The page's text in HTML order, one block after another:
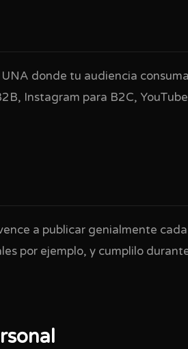
donde tu audiencia consuma
Instagram para B2C,
a publicar genialmente cada
por ejemplo, y cumplilo